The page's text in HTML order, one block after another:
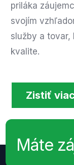
priláka
svojím
služby a
kvalite.
Zistiť viac
Máte